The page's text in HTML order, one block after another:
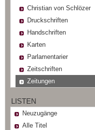
Christian von Schlözer
Druckschriften
Handschriften
Karten
Parlamentarier
Zeitschriften
Zeitungen
LISTEN
Neuzugänge
Alle Titel